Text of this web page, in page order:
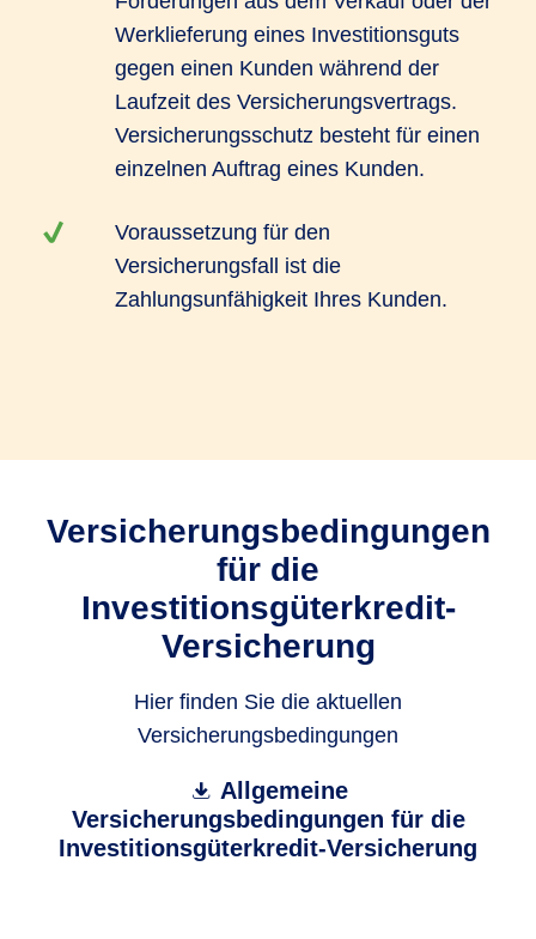
Werklieferung eines Investitionsguts
gegen einen Kunden während der
Laufzeit des Versicherungsvertrags.
Versicherungsschutz besteht für einen
einzelnen Auftrag eines Kunden.
Voraussetzung für den
Versicherungsfall ist die
Zahlungsunfähigkeit Ihres Kunden.
Versicherungsbedingungen
für die
Investitionsgüterkredit-
Versicherung
Hier finden Sie die aktuellen
Versicherungsbedingungen
Allgemeine
Versicherungsbedingungen für die
Investitionsgüterkredit-Versicherung